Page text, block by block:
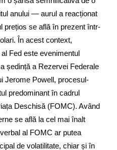
anului — aurul a reacționat
prețios se află în prezent într-
În acest context,
Fed este evenimentul
ședință a Rezervei Federale
Jerome Powell, procesul-
predominant în cadrul
Deschisă (FOMC). Având
se află la cel mai înalt
al FOMC ar putea
de volatilitate, chiar și în